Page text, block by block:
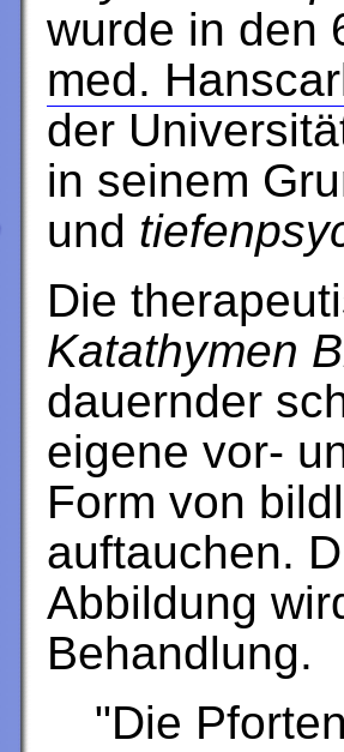
wurde in den
med.
der
in seinem
und
Die
Katathymen
dauernder
eigene vor-
Form von
auftauchen.
Abbildung
Behandlung.
"Die